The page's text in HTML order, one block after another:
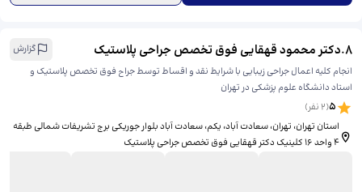
8
.دکتر محمود قهقایی فوق تخصص جراحی پلاستیک
گزارش
انجام کلیه اعمال جراحی زیبایی با شرایط نقد و اقساط توسط جراح فوق تخصص پلاستیک و
استاد دانشگاه علوم پزشکی در تهران
5
(
2نفر)
استان تهران، تهران، سعادت آباد، یکم، ​سعادت آباد بلوار جوریکی برج تشریفات شمالی طبقه
۴ واحد ۱۶ کلینیک دکتر قهقایی فوق تخصص جراحی پلاستیک